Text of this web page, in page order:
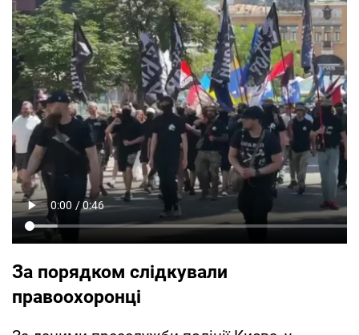
За порядком слідкували
правоохоронці